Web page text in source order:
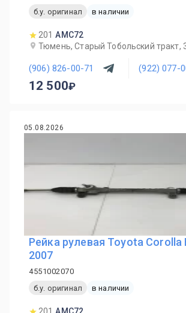
б.у. оригинал
в наличии
201 AMC72
Тюмень, Старый Тобольский тракт,
(906) 826-00-71 (922) 077-
12 500
05.08.2026
Рейка рулевая Toyota Corolla
2007
4551002070
б.у. оригинал
в наличии